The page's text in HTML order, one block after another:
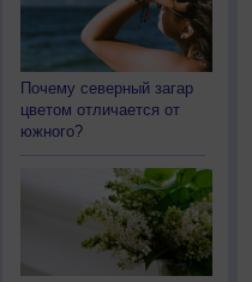
Почему северный загар
цветом отличается от
южного?